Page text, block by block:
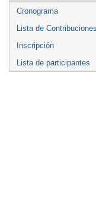
Cronograma
Lista de Contribuciones
Inscripción
Lista de participantes